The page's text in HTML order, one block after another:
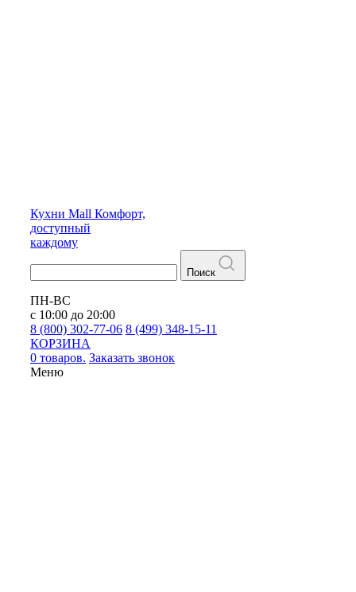
Кухни Mall Комфорт,
доступный
каждому
Поиск
ПН-ВС
с 10:00 до 20:00
8 (800) 302-77-06 8 (499) 348-15-11
КОРЗИНА
0 товаров. Заказать звонок
Меню